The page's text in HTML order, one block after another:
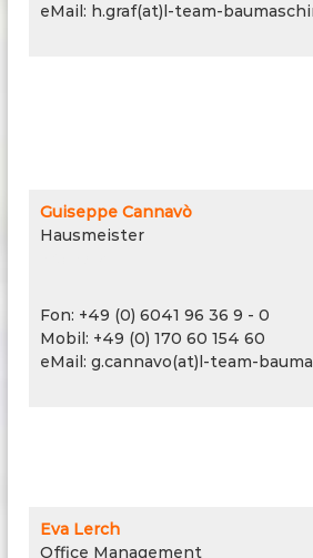
eMail: h.graf(at)l-team-
Guiseppe Cannavò
Hausmeister
Fon: +49 (0) 6041 96 36 9 - 0
Mobil: +49 (0) 170 60 154 60
eMail: g.cannavo(at)l-team-
Eva Lerch
Office Management